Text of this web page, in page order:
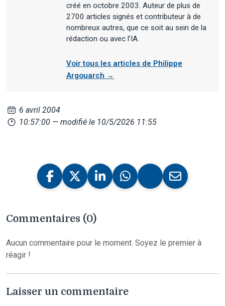
créé en octobre 2003. Auteur de plus de
2700 articles signés et contributeur à de
nombreux autres, que ce soit au sein de la
rédaction ou avec l’IA.
Voir tous les articles de Philippe
Argouarch →
6 avril 2004
10:57:00 — modifié le 10/5/2026 11:55
Commentaires (0)
Aucun commentaire pour le moment. Soyez le premier à
réagir !
Laisser un commentaire